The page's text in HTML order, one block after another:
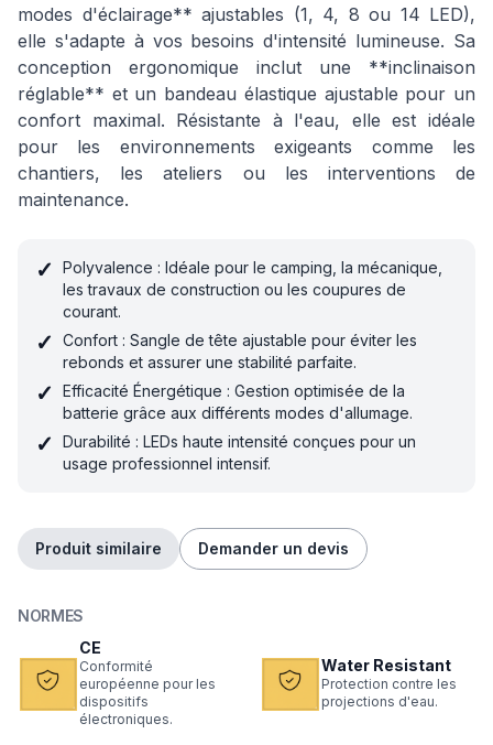
modes d'éclairage** ajustables (1, 4, 8 ou 14 LED),
elle s'adapte à vos besoins d'intensité lumineuse. Sa
conception ergonomique inclut une **inclinaison
réglable** et un bandeau élastique ajustable pour un
confort maximal. Résistante à l'eau, elle est idéale
pour les environnements exigeants comme les
chantiers, les ateliers ou les interventions de
maintenance.
✓
Polyvalence : Idéale pour le camping, la mécanique,
les travaux de construction ou les coupures de
courant.
✓
Confort : Sangle de tête ajustable pour éviter les
rebonds et assurer une stabilité parfaite.
✓
Efficacité Énergétique : Gestion optimisée de la
batterie grâce aux différents modes d'allumage.
✓
Durabilité : LEDs haute intensité conçues pour un
usage professionnel intensif.
Produit similaire Demander un devis
NORMES
CE
Conformité
européenne pour les
dispositifs
électroniques.
Water Resistant
Protection contre les
projections d'eau.